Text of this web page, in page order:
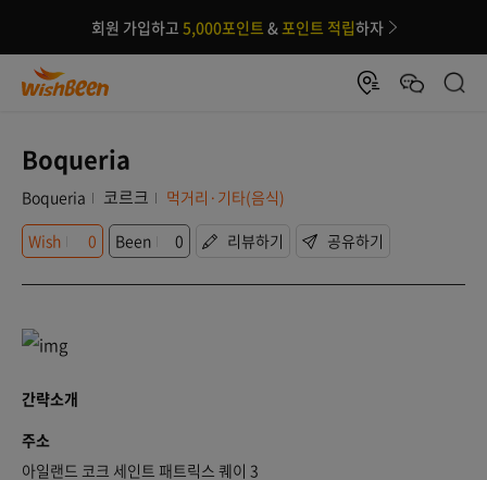
회원 가입하고 5,000포인트 &포인트 적립하자
Boqueria
Boqueria 코르크
먹거리·기타(음식)
Wish
0 Been 0 리뷰하기 공유하기
간략소개
주소
아일랜드 코크 세인트 패트릭스 퀘이 3